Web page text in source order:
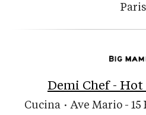
Paris
Demi Chef - Hot
Cucina · Ave Mario - 15